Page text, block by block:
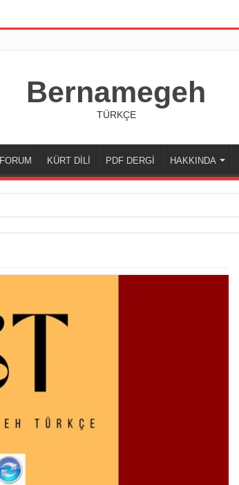
Bernamegeh
TÜRKÇE
FORUM KÜRT DİLİ PDF DERGİ HAKKINDA